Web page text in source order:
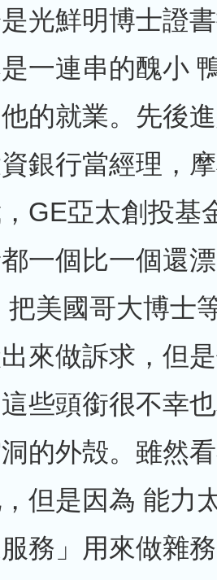
光鮮明博士證
一連串的醜小
的就業。先後
銀行當經理，
GE亞太創投基
一個比一個還
把美國哥大博士
來做訴求，但
些頭銜很不幸
的外殻。雖然
但是因為 能力
務」用來做雜